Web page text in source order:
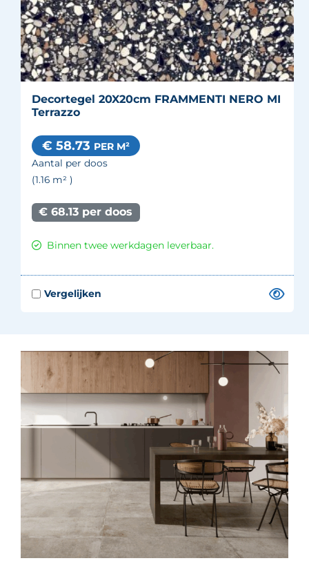
Decortegel 20X20cm FRAMMENTI NERO MI
Terrazzo
€ 58.73 PER M²
Aantal per doos
(1.16 m² )
€ 68.13 per doos
Binnen twee werkdagen leverbaar.